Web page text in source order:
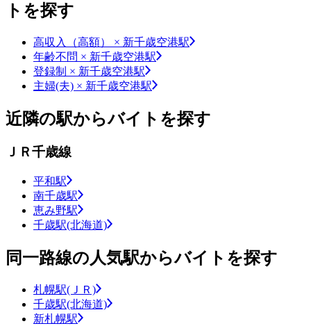
トを探す
高収入（高額） × 新千歳空港駅
年齢不問 × 新千歳空港駅
登録制 × 新千歳空港駅
主婦(夫) × 新千歳空港駅
近隣の駅からバイトを探す
ＪＲ千歳線
平和駅
南千歳駅
恵み野駅
千歳駅(北海道)
同一路線の人気駅からバイトを探す
札幌駅(ＪＲ)
千歳駅(北海道)
新札幌駅